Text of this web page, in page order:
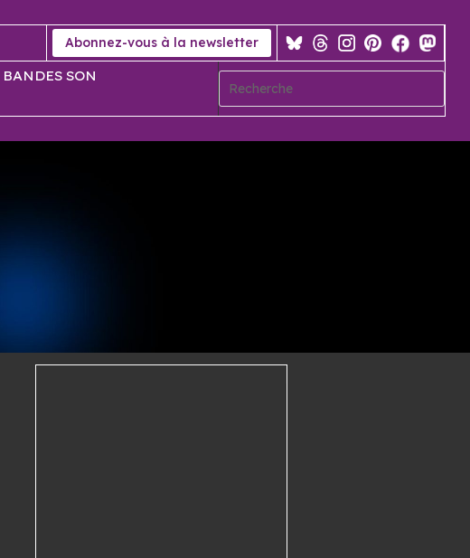
Abonnez-vous à la newsletter
BANDES SON